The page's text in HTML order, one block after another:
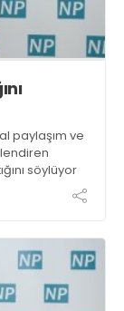
paylaşım ve
söylüyor